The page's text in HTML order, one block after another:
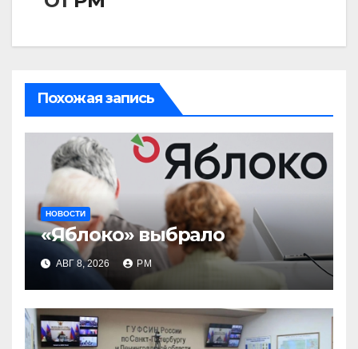
Похожая запись
НОВОСТИ
«Яблоко» выбрало
АВГ 8, 2026 РМ